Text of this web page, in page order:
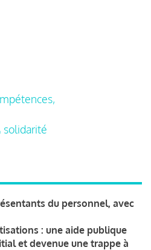
solidarité
du personnel, avec
: une aide publique
et devenue une trappe à